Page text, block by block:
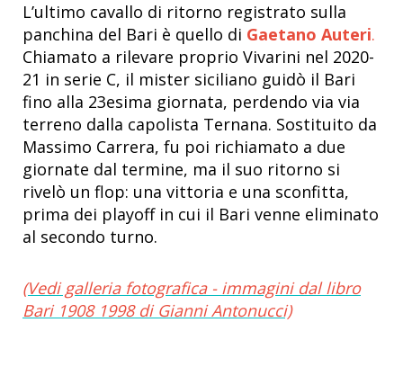
L’ultimo cavallo di ritorno registrato sulla
panchina del Bari è quello di Gaetano Auteri.
Chiamato a rilevare proprio Vivarini nel 2020-
21 in serie C, il mister siciliano guidò il Bari
fino alla 23esima giornata, perdendo via via
terreno dalla capolista Ternana. Sostituito da
Massimo Carrera, fu poi richiamato a due
giornate dal termine, ma il suo ritorno si
rivelò un flop: una vittoria e una sconfitta,
prima dei playoff in cui il Bari venne eliminato
al secondo turno.
(Vedi galleria fotografica - immagini dal libro
Bari 1908 1998 di Gianni Antonucci)